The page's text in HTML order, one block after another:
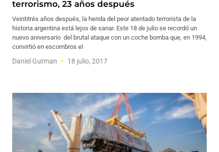
terrorismo, 23 años después
Veintitrés años después, la herida del peor atentado terrorista de la
historia argentina está lejos de sanar. Este 18 de julio se recordó un
nuevo aniversario del brutal ataque con un coche bomba que, en 1994,
convirtió en escombros el
Daniel Gutman 18 julio, 2017